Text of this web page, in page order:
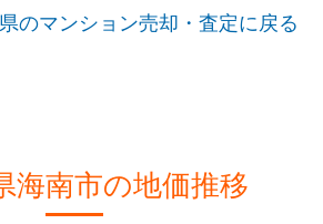
のマンション売却・査定に戻る
海南市の地価推移